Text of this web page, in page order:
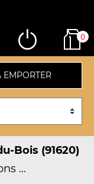
0
EMPORTER
Bois (91620)
...